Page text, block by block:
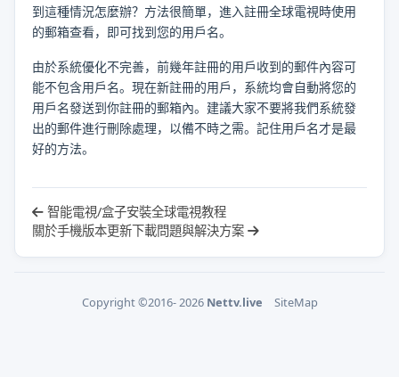
到這種情況怎麼辦？方法很簡單，進入註冊全球電視時使用
的郵箱查看，即可找到您的用戶名。
由於系統優化不完善，前幾年註冊的用戶收到的郵件內容可
能不包含用戶名。現在新註冊的用戶，系統均會自動將您的
用戶名發送到你註冊的郵箱內。建議大家不要將我們系統發
出的郵件進行刪除處理，以備不時之需。記住用戶名才是最
好的方法。
智能電視/盒子安裝全球電視教程
關於手機版本更新下載問題與解決方案
Copyright ©2016- 2026 Nettv.live SiteMap